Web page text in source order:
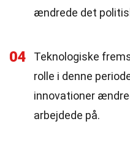
ændrede det
04
Teknologiske
rolle i denne
innovationer
arbejdede på.